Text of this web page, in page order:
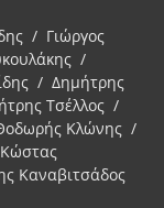
/ Γιώργος
/
/ Δημήτρης
Τσέλλος /
Κλώνης /
Καναβιτσάδος